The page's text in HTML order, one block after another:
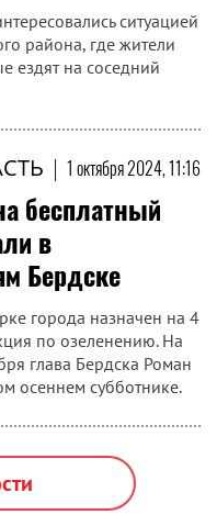
ситуацией
района, где жители
ездят на соседний
| 1 октября 2024, 11:16
бесплатный
в
Бердске
города назначен на 4
по озеленению. На
глава Бердска Роман
осеннем субботнике.